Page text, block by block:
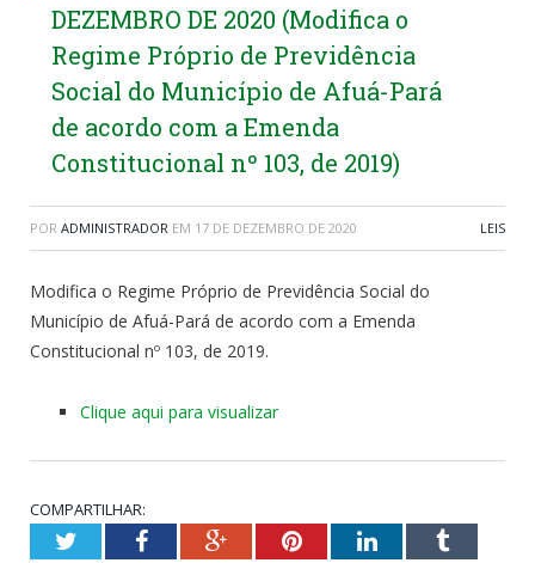
DEZEMBRO DE 2020 (Modifica o
Regime Próprio de Previdência
Social do Município de Afuá-Pará
de acordo com a Emenda
Constitucional nº 103, de 2019)
POR ADMINISTRADOR EM 17 DE DEZEMBRO DE 2020 LEIS
Modifica o Regime Próprio de Previdência Social do
Município de Afuá-Pará de acordo com a Emenda
Constitucional nº 103, de 2019.
Clique aqui para visualizar
COMPARTILHAR:
TwitterFacebookGoogle+PinterestLinkedInTumblr